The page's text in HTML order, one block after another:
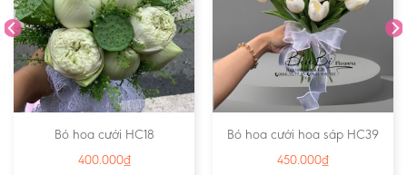
Bó hoa cưới HC18
400.000₫
Bó hoa cưới hoa sáp HC39
450.000₫